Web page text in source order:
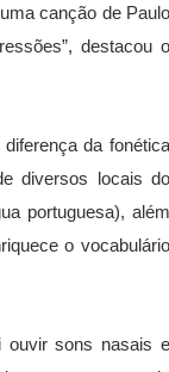
canção de Paulo
destacou o
da fonética
diversos locais do
portuguesa), além
o vocabulário
ouvir sons nasais e